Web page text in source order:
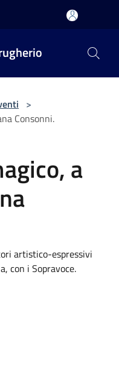
>
Consonni.
a
artistico-espressivi
con i Sopravoce.